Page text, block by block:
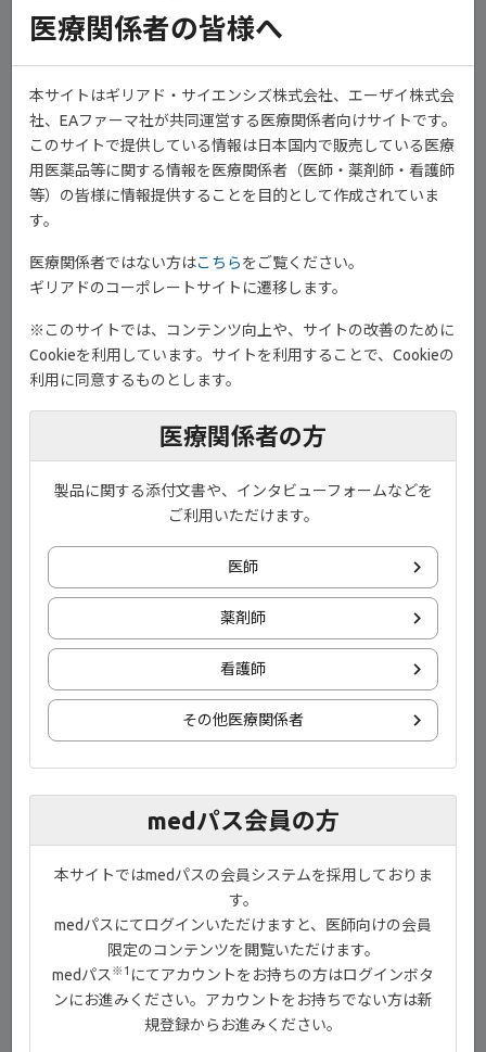
日本リウマチ学会では、市販後全例調査に協力するとともに、市
販後全例調査の適正使用ガイドを薬剤ごとに作成し、その遵守と
普及に努めています。
調査が適切に実施され、正しい解析が行われるよう、添付文書、
適正使用ガイドなどの遵守を含めて、先生方のご理解と引き続き
のご協力をよろしくお願いいたします。
日本リウマチ学会 理事長
田中 良哉 先生
治験【00:21】
市販後全例調査【00:56】
JCR-PMS委員会の設置経緯フィルゴチニブ適正使用のお願
医療関係者の皆様へ
本サイトはギリアド・サイエンシズ株式会社、エーザイ株式会
社、EAファーマ社が共同運営する医療関係者向けサイトです。
このサイトで提供している情報は日本国内で販売している医療
用医薬品等に関する情報を医療関係者（医師・薬剤師・看護師
等）の皆様に情報提供することを目的として作成されていま
す。
医療関係者ではない方はこちらをご覧ください。
ギリアドのコーポレートサイトに遷移します。
※このサイトでは、コンテンツ向上や、サイトの改善のために
Cookieを利用しています。サイトを利用することで、Cookieの
利用に同意するものとします。
医療関係者の方
製品に関する添付文書や、インタビューフォームなどを
ご利用いただけます。
医師
薬剤師
看護師
その他医療関係者
medパス会員の方
本サイトではmedパスの会員システムを採用しておりま
す。
medパスにてログインいただけますと、医師向けの会員
限定のコンテンツを閲覧いただけます。
medパス ※1 にてアカウントをお持ちの方はログインボタ
ンにお進みください。アカウントをお持ちでない方は新
規登録からお進みください。